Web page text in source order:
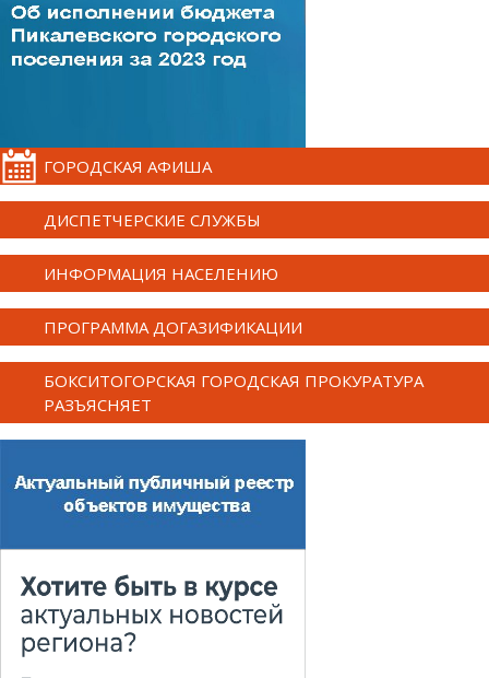
ГОРОДСКАЯ АФИША
ДИСПЕТЧЕРСКИЕ СЛУЖБЫ
ИНФОРМАЦИЯ НАСЕЛЕНИЮ
ПРОГРАММА ДОГАЗИФИКАЦИИ
БОКСИТОГОРСКАЯ ГОРОДСКАЯ ПРОКУРАТУРА
РАЗЪЯСНЯЕТ